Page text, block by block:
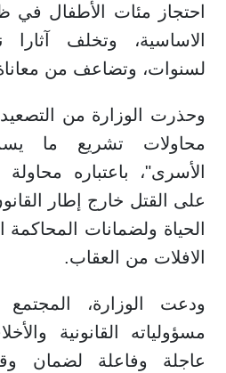
احتجاز مئات الأطفال
الاساسية، وتخلف
لسنوات، وتضاعف من
وحذرت الوزارة من
محاولات تشريع ما
الأسرى"، باعتباره
على القتل خارج إطار
الحياة ولضمانات المحاكمة
الافلات من العقاب.
ودعت الوزارة،
مسؤولياته القانونية
عاجلة وفاعلة لضمان